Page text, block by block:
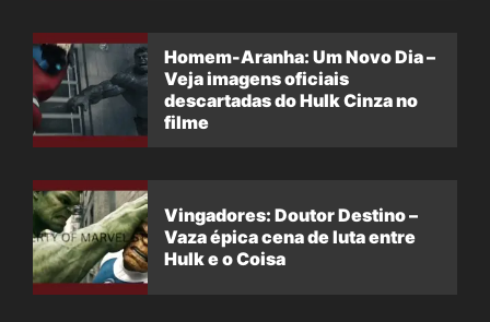
Homem-Aranha: Um Novo Dia –
Veja imagens oficiais
descartadas do Hulk Cinza no
filme
Vingadores: Doutor Destino –
Vaza épica cena de luta entre
Hulk e o Coisa